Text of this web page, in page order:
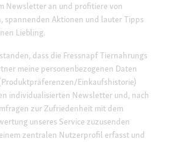
Newsletter an und profitiere von
spannenden Aktionen und lauter Tipps
Liebling.
dass die Fressnapf Tiernahrungs
meine personenbezogenen Daten
Einkaufshistorie)
individualisierten Newsletter und, nach
zur Zufriedenheit mit dem
unseres Service zuzusenden
zentralen Nutzerprofil erfasst und